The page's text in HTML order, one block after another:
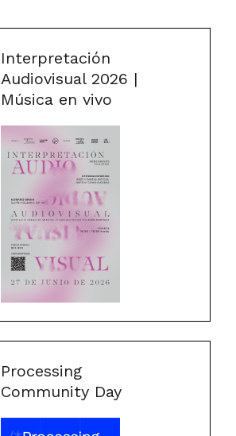
Interpretación
Audiovisual 2026 |
Música en vivo
Processing
Community Day